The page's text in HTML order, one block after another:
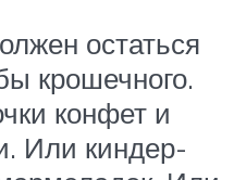
остаться
крошечного.
конфет и
Или киндер-